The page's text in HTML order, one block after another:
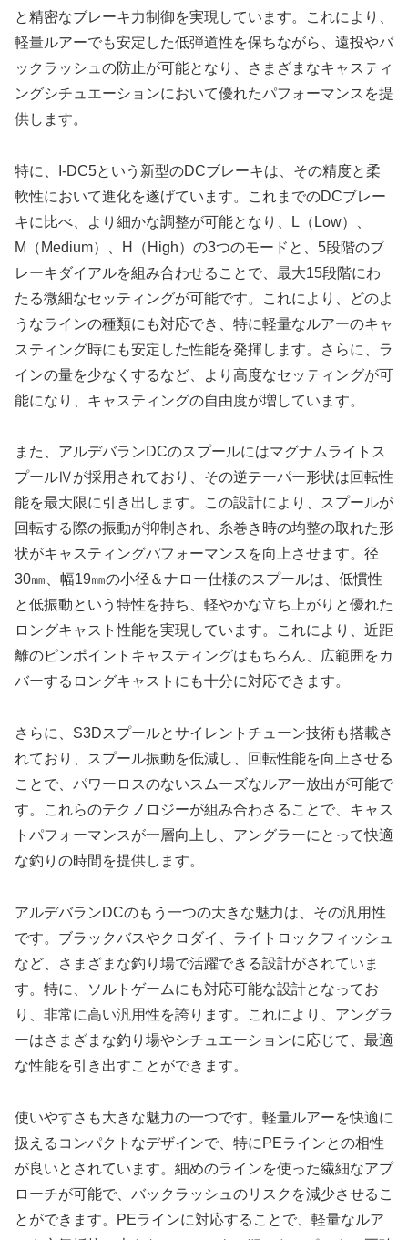
と精密なブレーキ力制御を実現しています。これにより、
軽量ルアーでも安定した低弾道性を保ちながら、遠投やバ
ックラッシュの防止が可能となり、さまざまなキャスティ
ングシチュエーションにおいて優れたパフォーマンスを提
供します。
特に、I-DC5という新型のDCブレーキは、その精度と柔
軟性において進化を遂げています。これまでのDCブレー
キに比べ、より細かな調整が可能となり、L（Low）、
M（Medium）、H（High）の3つのモードと、5段階のブ
レーキダイアルを組み合わせることで、最大15段階にわ
たる微細なセッティングが可能です。これにより、どのよ
うなラインの種類にも対応でき、特に軽量なルアーのキャ
スティング時にも安定した性能を発揮します。さらに、ラ
インの量を少なくするなど、より高度なセッティングが可
能になり、キャスティングの自由度が増しています。
また、アルデバランDCのスプールにはマグナムライトス
プールⅣが採用されており、その逆テーパー形状は回転性
能を最大限に引き出します。この設計により、スプールが
回転する際の振動が抑制され、糸巻き時の均整の取れた形
状がキャスティングパフォーマンスを向上させます。径
30㎜、幅19㎜の小径＆ナロー仕様のスプールは、低慣性
と低振動という特性を持ち、軽やかな立ち上がりと優れた
ロングキャスト性能を実現しています。これにより、近距
離のピンポイントキャスティングはもちろん、広範囲をカ
バーするロングキャストにも十分に対応できます。
さらに、S3Dスプールとサイレントチューン技術も搭載さ
れており、スプール振動を低減し、回転性能を向上させる
ことで、パワーロスのないスムーズなルアー放出が可能で
す。これらのテクノロジーが組み合わさることで、キャス
トパフォーマンスが一層向上し、アングラーにとって快適
な釣りの時間を提供します。
アルデバランDCのもう一つの大きな魅力は、その汎用性
です。ブラックバスやクロダイ、ライトロックフィッシュ
など、さまざまな釣り場で活躍できる設計がされていま
す。特に、ソルトゲームにも対応可能な設計となってお
り、非常に高い汎用性を誇ります。これにより、アングラ
ーはさまざまな釣り場やシチュエーションに応じて、最適
な性能を引き出すことができます。
使いやすさも大きな魅力の一つです。軽量ルアーを快適に
扱えるコンパクトなデザインで、特にPEラインとの相性
が良いとされています。細めのラインを使った繊細なアプ
ローチが可能で、バックラッシュのリスクを減少させるこ
とができます。PEラインに対応することで、軽量なルア